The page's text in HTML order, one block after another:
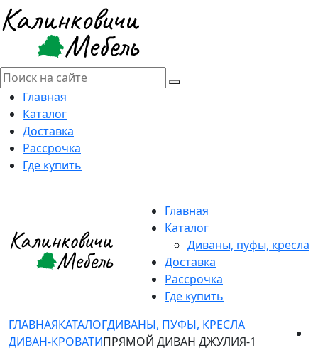
Главная
Каталог
Доставка
Рассрочка
Где купить
Главная
Каталог
Диваны, пуфы, кресла
Доставка
Рассрочка
Где купить
ГЛАВНАЯКАТАЛОГДИВАНЫ, ПУФЫ, КРЕСЛА
ДИВАН-КРОВАТИПРЯМОЙ ДИВАН ДЖУЛИЯ-1